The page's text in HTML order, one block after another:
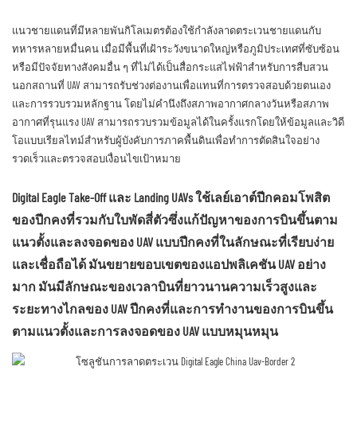
แนวชายแดนที่มีหลายพันกิโลเมตรต้องใช้กำลังลาดตระเวนชายแดนกับ
ทหารหลายหมื่นคน เมื่อมีพื้นที่เฝ้าระวังขนาดใหญ่หรือภูมิประเทศที่ซับซ้อน
หรือมีปัจจัยทางสังคมอื่น ๆ ที่ไม่ได้เป็นสื่อกระแสไฟฟ้าสำหรับการสืบสวน
นอกสถานที่ UAV สามารถรับช่วงต่องานเพื่อแทนที่การตรวจสอบด้วยตนเอง
และการรวบรวมหลักฐาน โดยไม่คำนึงถึงสภาพอากาศกลางวันหรือสภาพ
อากาศที่รุนแรง UAV สามารถรวบรวมข้อมูลได้ในครั้งแรกโดยให้ข้อมูลและวิดี
โอแบบเรียลไทม์สำหรับผู้บังคับการภาคพื้นดินเพื่อทำการตัดสินใจอย่าง
รวดเร็วและตรวจสอบเงื่อนไขเป้าหมาย
Digital Eagle Take-Off และ Landing UAVs ใช้เลย์เอาต์ปีกคอมโพสิต
ของปีกคงที่รวมกับใบพัดสี่ตัวซึ่งแก้ปัญหาของการบินขึ้นตาม
แนวตั้งและลงจอดของ UAV แบบปีกคงที่ในลักษณะที่เรียบง่าย
และเชื่อถือได้ มันขยายขอบเขตของแอปพลิเคชัน UAV อย่าง
มาก มันมีลักษณะของเวลาบินที่ยาวนานความเร็วสูงและ
ระยะทางไกลของ UAV ปีกคงที่และการทำงานของการบินขึ้น
ตามแนวตั้งและการลงจอดของ UAV แบบหมุนหมุน